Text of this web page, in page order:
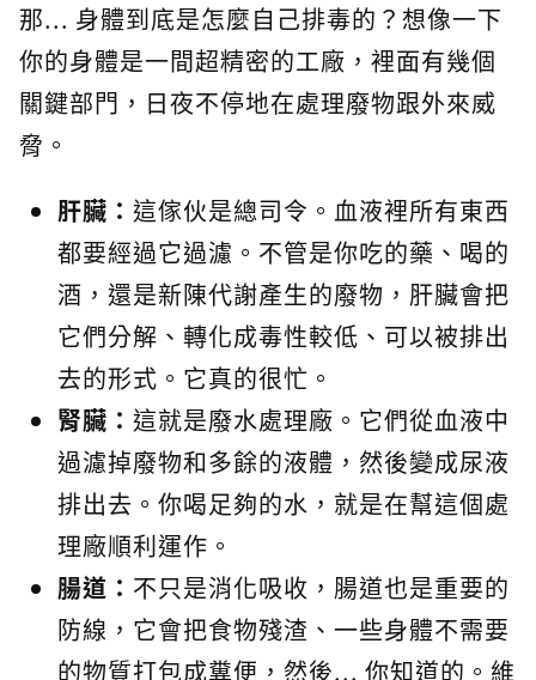
那... 身體到底是怎麼自己排毒的？想像一下
你的身體是一間超精密的工廠，裡面有幾個
關鍵部門，日夜不停地在處理廢物跟外來威
脅。
肝臟： 這傢伙是總司令。血液裡所有東西
都要經過它過濾。不管是你吃的藥、喝的
酒，還是新陳代謝產生的廢物，肝臟會把
它們分解、轉化成毒性較低、可以被排出
去的形式。它真的很忙。
腎臟： 這就是廢水處理廠。它們從血液中
過濾掉廢物和多餘的液體，然後變成尿液
排出去。你喝足夠的水，就是在幫這個處
理廠順利運作。
腸道： 不只是消化吸收，腸道也是重要的
防線，它會把食物殘渣、一些身體不需要
的物質打包成糞便，然後... 你知道的。維